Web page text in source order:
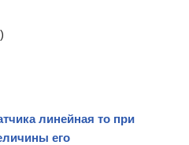
линейная то при
его